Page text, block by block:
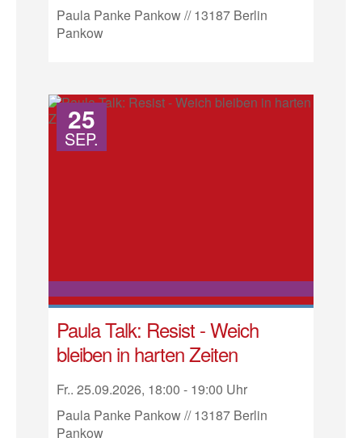
Paula Panke Pankow // 13187 Berlin
Pankow
25
SEP.
Paula Talk: Resist - Weich
bleiben in harten Zeiten
Fr.. 25.09.2026, 18:00 - 19:00 Uhr
Paula Panke Pankow // 13187 Berlin
Pankow